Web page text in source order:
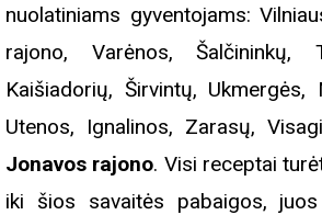
nuolatiniams gyventojams:
rajono, Varėnos, Šalčininkų,
Kaišiadorių, Širvintų, Ukmergės,
Utenos, Ignalinos, Zarasų,
Jonavos rajono. Visi receptai
iki šios savaitės pabaigos,